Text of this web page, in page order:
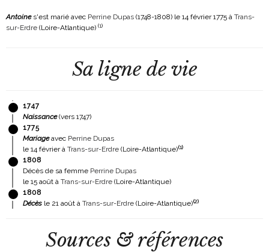
Antoines'est marié avec Perrine Dupas (1748-1808) le 14 février 1775 à Trans-
sur-Erdre (Loire-Atlantique) (1)
Sa ligne de vie
1747
Naissance(vers 1747)
1775
Mariageavec Perrine Dupas
le 14 février à Trans-sur-Erdre (Loire-Atlantique)(1)
1808
Décès de sa femme Perrine Dupas
le 15 août à Trans-sur-Erdre (Loire-Atlantique)
1808
Décès le 21 août à Trans-sur-Erdre (Loire-Atlantique)(2)
Sources & références